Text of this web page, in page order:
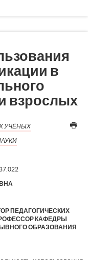
в
взрослых
УЧЁНЫХ
37.022
ПЕДАГОГИЧЕСКИХ
КАФЕДРЫ
ОБРАЗОВАНИЯ